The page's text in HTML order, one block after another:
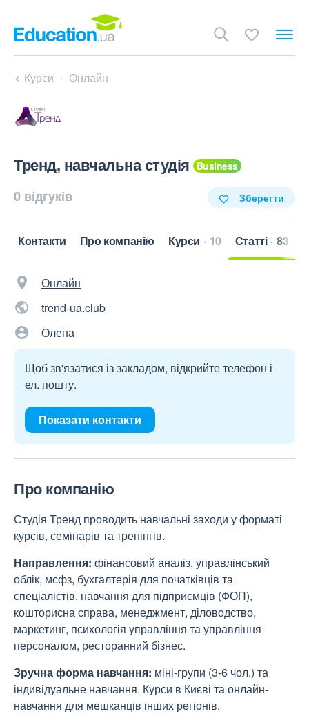
Курси Онлайн
Тренд, навчальна студія
0 відгуків Зберегти
Контакти Про компанію Курси 10 Статті 83
Онлайн
trend-ua.club
Олена
Щоб зв'язатися із закладом, відкрийте телефон і
ел. пошту.
Показати контакти
Про компанію
Студія Тренд проводить навчальні заходи у форматі
курсів, семінарів та тренінгів.
Направлення: фінансовий аналіз, управлінський
облік, мсфз, бухгалтерія для початківців та
спеціалістів, навчання для підприємців (ФОП),
кошторисна справа, менеджмент, діловодство,
маркетинг, психологія управління та управління
персоналом, ресторанний бізнес.
Зручна форма навчання: міні-групи (3-6 чол.) та
індивідуальне навчання. Курси в Києві та онлайн-
навчання для мешканців інших регіонів.